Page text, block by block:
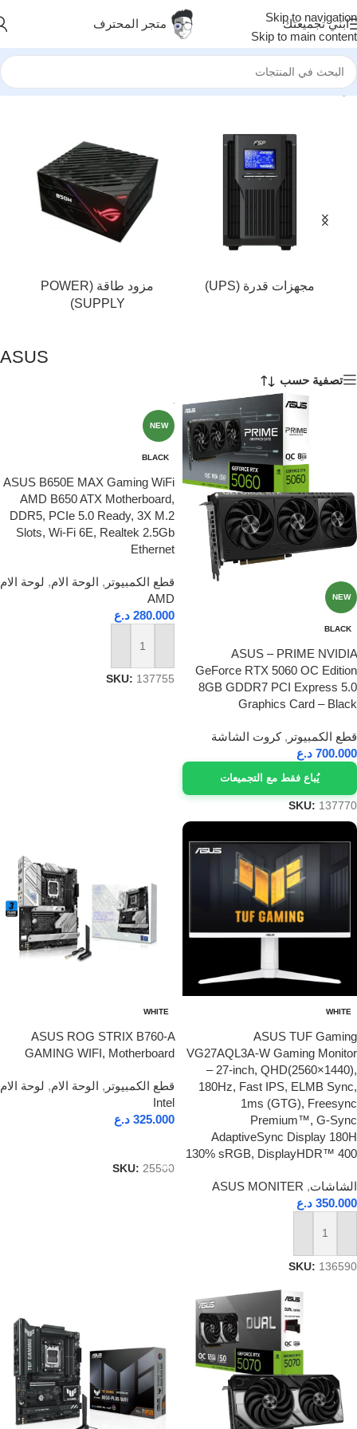
Skip to navigation
Skip to main content
ابني تجميعتك متجر المحترف
الرئيسية/
ASUS
مجهزات قدرة (UPS)
مزود طاقة (POWER
SUPPLY)
ASUS
تصفية حسب
NEW
BLACK
ASUS – PRIME NVIDIA
GeForce RTX 5060 OC Edition
8GB GDDR7 PCI Express 5.0
Graphics Card – Black
قطع الكمبيوتر , كروت الشاشة
700.000 د.ع
يُباع فقط مع التجميعات
SKU: 137770
NEW
BLACK
ASUS B650E MAX Gaming WiFi
AMD B650 ATX Motherboard,
DDR5, PCIe 5.0 Ready, 3X M.2
Slots, Wi-Fi 6E, Realtek 2.5Gb
Ethernet
قطع الكمبيوتر , الوحة الام, لوحة الام
AMD
280.000 د.ع
إضافة إلى السلة
SKU: 137755
WHITE
ASUS TUF Gaming
VG27AQL3A-W Gaming Monitor
– 27-inch, QHD(2560×1440),
180Hz, Fast IPS, ELMB Sync,
1ms (GTG), Freesync
Premium™, G-Sync
AdaptiveSync Display 180H
130% sRGB, DisplayHDR™ 400
الشاشات,
ASUS MONITER
350.000 د.ع
إضافة إلى السلة
SKU: 136590
WHITE
ASUS ROG STRIX B760-A
GAMING WIFI, Motherboard
قطع الكمبيوتر , الوحة الام, لوحة الام
Intel
325.000 د.ع
SKU: 25500